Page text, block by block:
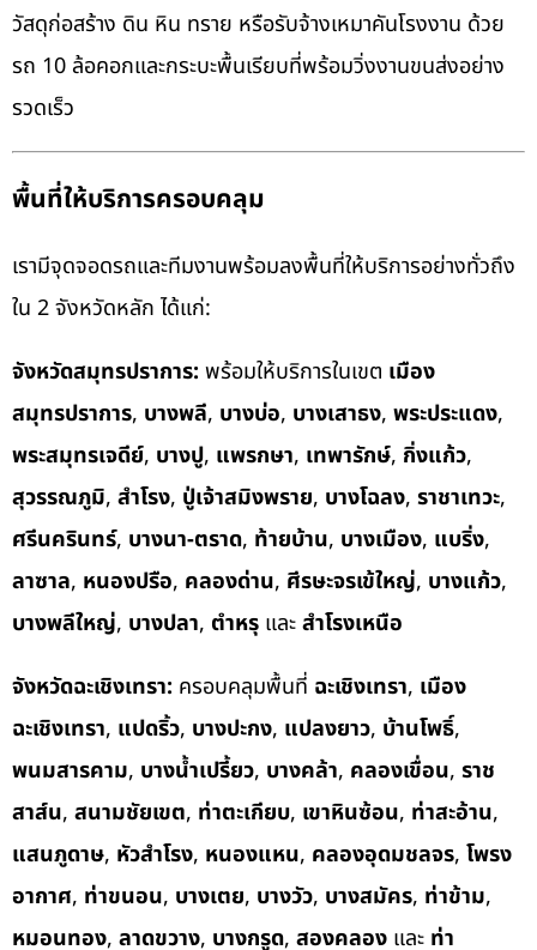
วัสดุก่อสร้าง ดิน หิน ทราย หรือรับจ้างเหมาคันโรงงาน ด้วย
รถ 10 ล้อคอกและกระบะพื้นเรียบที่พร้อมวิ่งงานขนส่งอย่าง
รวดเร็ว
พื้นที่ให้บริการครอบคลุม
เรามีจุดจอดรถและทีมงานพร้อมลงพื้นที่ให้บริการอย่างทั่วถึง
ใน 2 จังหวัดหลัก ได้แก่:
จังหวัดสมุทรปราการ: พร้อมให้บริการในเขต เมือง
สมุทรปราการ, บางพลี, บางบ่อ, บางเสาธง, พระประแดง,
พระสมุทรเจดีย์, บางปู, แพรกษา, เทพารักษ์, กิ่งแก้ว,
สุวรรณภูมิ, สำโรง, ปู่เจ้าสมิงพราย, บางโฉลง, ราชาเทวะ,
ศรีนครินทร์, บางนา-ตราด, ท้ายบ้าน, บางเมือง, แบริ่ง,
ลาซาล, หนองปรือ, คลองด่าน, ศีรษะจรเข้ใหญ่, บางแก้ว,
บางพลีใหญ่, บางปลา, ตำหรุ และสำโรงเหนือ
จังหวัดฉะเชิงเทรา: ครอบคลุมพื้นที่ ฉะเชิงเทรา, เมือง
ฉะเชิงเทรา, แปดริ้ว, บางปะกง, แปลงยาว, บ้านโพธิ์,
พนมสารคาม, บางน้ำเปรี้ยว, บางคล้า, คลองเขื่อน, ราช
สาส์น, สนามชัยเขต, ท่าตะเกียบ, เขาหินซ้อน, ท่าสะอ้าน,
แสนภูดาษ, หัวสำโรง, หนองแหน, คลองอุดมชลจร, โพรง
อากาศ, ท่าขนอน, บางเตย, บางวัว, บางสมัคร, ท่าข้าม,
หมอนทอง, ลาดขวาง, บางกรูด, สองคลอง และ ท่า